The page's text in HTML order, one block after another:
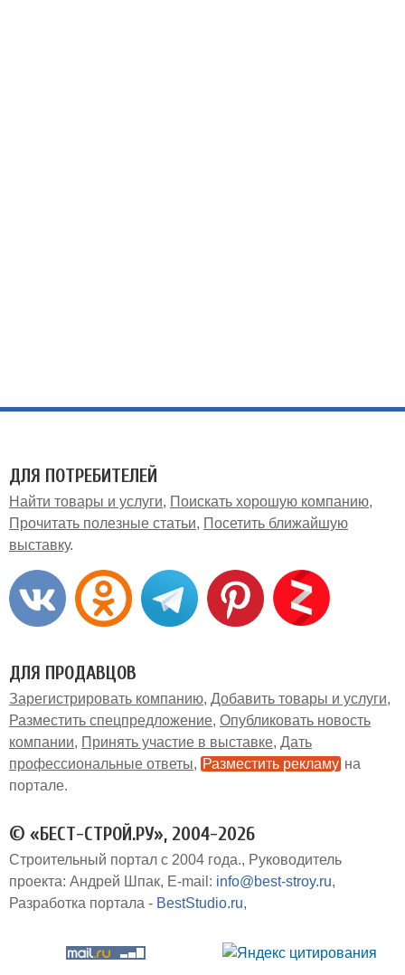
ДЛЯ ПОТРЕБИТЕЛЕЙ
Найти товары и услуги
Поискать хорошую компанию
Прочитать полезные статьи
Посетить ближайшую
выставку
ДЛЯ ПРОДАВЦОВ
Зарегистрировать компанию Добавить товары и услуги
Разместить спецпредложение Опубликовать новость
компании
Принять участие в выставке Дать
профессиональные ответы
Разместить рекламу на
портале
© «БЕСТ-СТРОЙ.РУ», 2004-2026
Строительный портал с 2004 года.
Руководитель
проекта: Андрей Шпак E-mail: info@best-stroy.ru
Разработка портала - BestStudio.ru